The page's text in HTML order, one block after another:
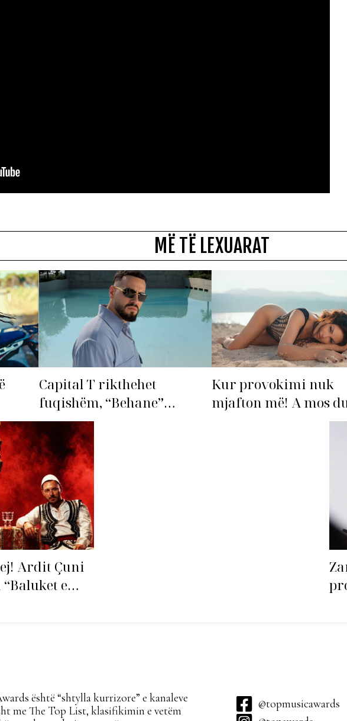
MË TË LEXUARAT
Capital T rikthehet
fuqishëm, “Behane”
premton të bëhet fiksimi i
radhës!
Kur provokimi nuk
mjafton më! A mos
‘dorëzohet’ Bleona?
Ardit Çuni
e
është “shtylla kurrizore” e kanaleve
me The Top List, klasifikimin e vetëm
@topmusicawards